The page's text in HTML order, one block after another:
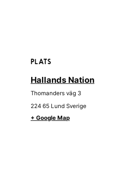
PLATS
Hallands Nation
Thomanders väg 3
224 65 Lund Sverige
+ Google Map